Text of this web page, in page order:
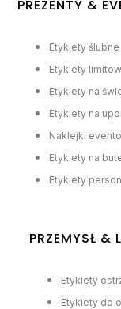
PREZENTY &
Etykiety
Etykiety
Etykiety na
Etykiety na
Naklejki
Etykiety na
Etykiety
PRZEMYSŁ &
Etykiety
Etykiety do